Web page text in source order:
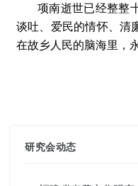
项南逝世已经整整
谈吐、爱民的情怀、清
在故乡人民的脑海里，
研究会动态